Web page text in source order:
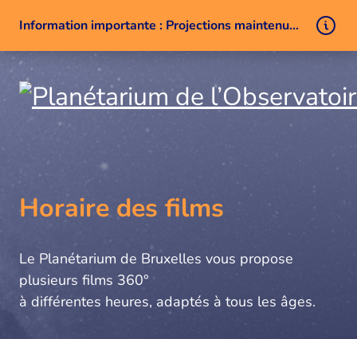
Information importante : Projections maintenues malgré un problème technique
Aller au contenu
Horaire des films
Le Planétarium de Bruxelles vous propose
plusieurs films 360°
à différentes heures, adaptés à tous les âges.